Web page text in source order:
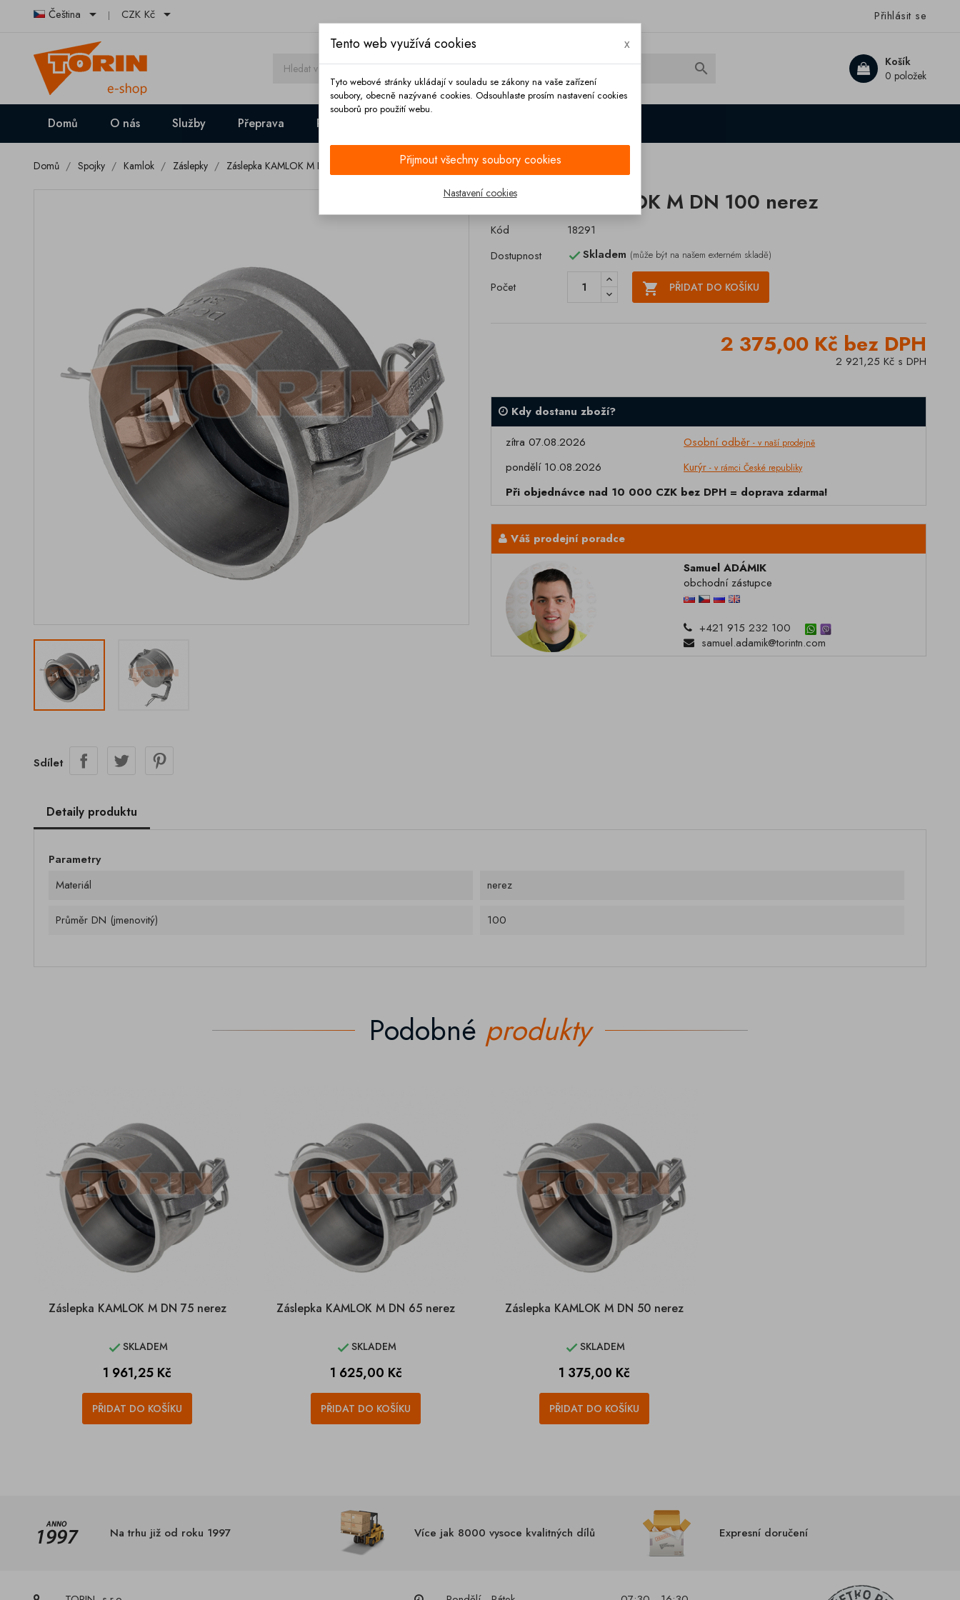
Čeština  CZK Kč  Přihlásit se
Košík
0 položek

Domů O nás Služby Přeprava Platba
Domů Spojky Kamlok Záslepky Záslepka KAMLOK M DN 100 nerez
Záslepka KAMLOK M DN 100 nerez
Kód
18291
Dostupnost
Skladem (může být na našem externém skladě)
Počet  PŘIDAT DO KOŠÍKU
2 375,00 Kč bez DPH
2 921,25 Kč s DPH
Kdy dostanu zboží?
zítra 07.08.2026
Osobní odběr - v naší prodejně
pondělí 10.08.2026 Kurýr - v rámci České republiky
Při objednávce nad 10 000 CZK bez DPH = doprava zdarma!
Váš prodejní poradce
Samuel ADÁMIK
obchodní zástupce
+421 915 232 100
samuel.adamik@torintn.com
Sdílet
Detaily produktu
Parametry
Materiál
nerez
Průměr DN (jmenovitý) 100
Podobné produkty
Záslepka KAMLOK M DN 75 nerez
SKLADEM
Cena
1 961,25 Kč
PŘIDAT DO KOŠÍKU
Záslepka KAMLOK M DN 65 nerez
SKLADEM
Cena
1 625,00 Kč
PŘIDAT DO KOŠÍKU
Záslepka KAMLOK M DN 50 nerez
SKLADEM
Cena
1 375,00 Kč
PŘIDAT DO KOŠÍKU
Na trhu již od roku 1997 Více jak 8000 vysoce kvalitných dílů Expresní doručení
Tento web využívá cookies x
Tyto webové stránky ukládají v souladu se zákony na vaše zařízení
soubory, obecně nazývané cookies. Odsouhlaste prosím nastavení cookies
souborů pro použití webu.
Přijmout všechny soubory cookies
Nastavení cookies